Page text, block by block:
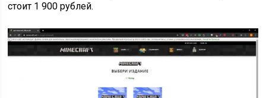
стоит 1 900 рублей.